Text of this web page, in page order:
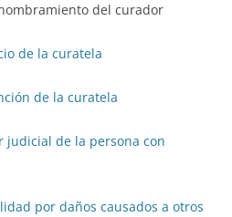
del curador
de la curatela
de la curatela
judicial de la persona con
por daños causados a otros